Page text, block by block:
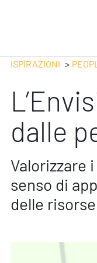
231
ISPIRAZIONI
dalle
Valorizzare
senso di
delle